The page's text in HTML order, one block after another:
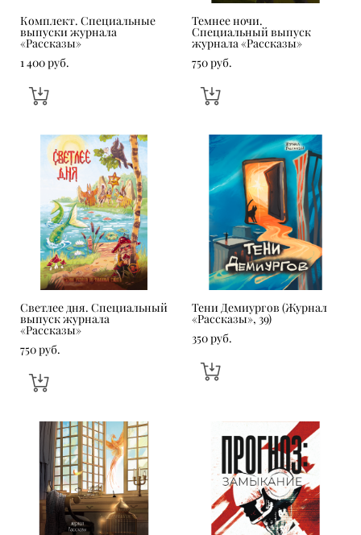
Комплект. Специальные
выпуски журнала
«Рассказы»
1 400 pуб.
Темнее ночи.
Специальный выпуск
журнала «Рассказы»
750 pуб.
Светлее дня. Специальный
выпуск журнала
«Рассказы»
750 pуб.
Тени Демиургов (Журнал
«Рассказы», 39)
350 pуб.